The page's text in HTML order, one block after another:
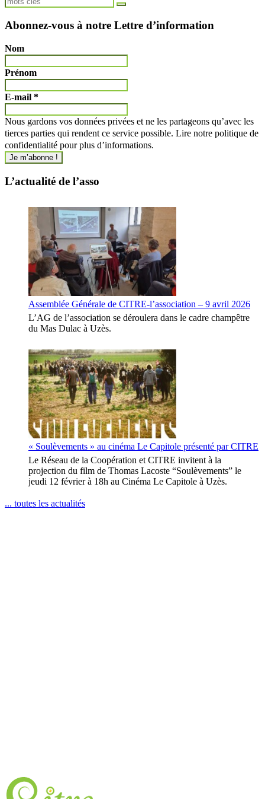
Abonnez-vous à notre Lettre d’information
Nom
Prénom
E-mail *
Nous gardons vos données privées et ne les partageons qu’avec les
tierces parties qui rendent ce service possible. Lire notre politique de
confidentialité pour plus d’informations.
L’actualité de l’asso
Assemblée Générale de CITRE-l’association – 9 avril 2026
L’AG de l’association se déroulera dans le cadre champêtre
du Mas Dulac à Uzès.
« Soulèvements » au cinéma Le Capitole présenté par CITRE
Le Réseau de la Coopération et CITRE invitent à la
projection du film de Thomas Lacoste “Soulèvements” le
jeudi 12 février à 18h au Cinéma Le Capitole à Uzès.
... toutes les actualités